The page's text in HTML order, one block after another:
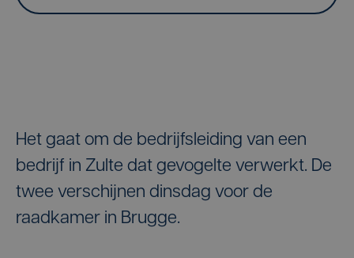
Het gaat om de bedrijfsleiding van een
bedrijf in Zulte dat gevogelte verwerkt. De
twee verschijnen dinsdag voor de
raadkamer in Brugge.